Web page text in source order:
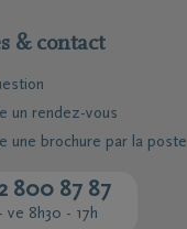
& contact
un rendez-vous
une brochure par la poste
800 87 87
ve 8h30 - 17h